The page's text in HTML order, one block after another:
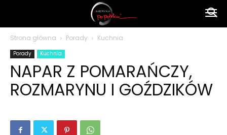
Strona główna Porady Kuchnia
Porady Kuchnia
NAPAR Z POMARAŃCZY,
ROZMARYNU I GOŹDZIKÓW